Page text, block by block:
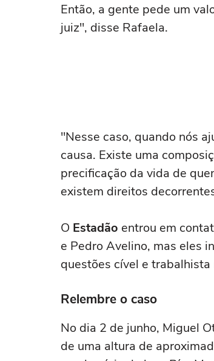
Então, a gente pede um
juiz", disse Rafaela.
"Nesse caso, quando nós
causa. Existe uma
precificação da vida de
existem direitos
O Estadão entrou em
e Pedro Avelino, mas eles
questões cível e
Relembre o caso
No dia 2 de junho, Miguel
de uma altura de